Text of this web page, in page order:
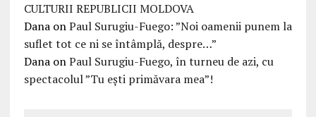
CULTURII REPUBLICII MOLDOVA
DanaonPaul Surugiu-Fuego: ”Noi oamenii punem la
suflet tot ce ni se întâmplă, despre…”
DanaonPaul Surugiu-Fuego, în turneu de azi, cu
spectacolul ”Tu ești primăvara mea”!